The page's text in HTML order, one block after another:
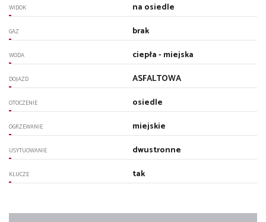
WIDOK na osiedle
GAZ brak
WODA ciepła - miejska
DOJAZD ASFALTOWA
OTOCZENIE osiedle
OGRZEWANIE miejskie
USYTUOWANIE dwustronne
KLUCZE tak